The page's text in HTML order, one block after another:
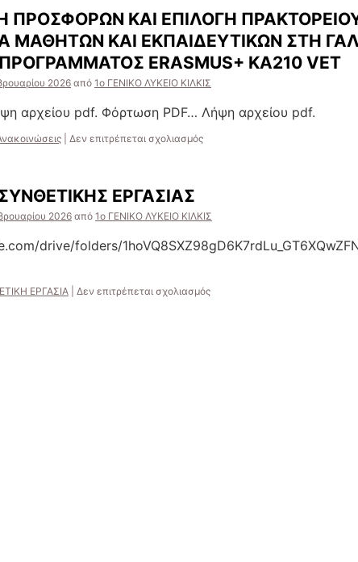
μας
στην
1η
Προσομοίωση
Ολομέλειας
ΕΚ
του
2ου
Πειραματικού
πλαίσιο
προγράμματος
EPAS
–
του
ΠΡΟΣΦΟΡΩΝ ΚΑΙ ΕΠΙΛΟΓΗ
ΜΑΘΗΤΩΝ ΚΑΙ ΕΚΠAΙΔΕΥΤΙΚΩΝ ΣΤΗ
ERASMUS+ KA210 VET
2026από 1ο ΓΕΝΙΚΟ ΛΥΚΕΙΟ ΚΙΛΚΙΣ
αρχείου pdf. Φόρτωση PDF… Λήψη αρχείου pdf.
Δεν επιτρέπεται σχολιασμόςστο
ΠΡΑΚΤΟΡΕΙΟΥ
ΓΙΑ
ΚΙΝΗΤΙΚΟΤΗΤΑ
ΜΑΘΗΤΩΝ
ΣΤΗ
ΕΡΓΑΣΙΑΣ
2026από 1ο ΓΕΝΙΚΟ ΛΥΚΕΙΟ ΚΙΛΚΙΣ
drive/folders/
ΕΡΓΑΣΙΑ Δεν επιτρέπεται σχολιασμόςστο